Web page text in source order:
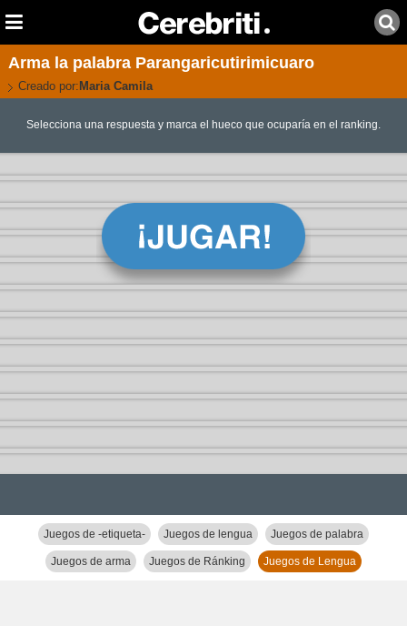
Arma la palabra Parangaricutirimicuaro
Creado por: Maria Camila
Selecciona una respuesta y marca el hueco que ocuparía en el ranking.
Juegos de -etiqueta- Juegos de lengua Juegos de palabra
Juegos de arma Juegos de Ránking Juegos de Lengua